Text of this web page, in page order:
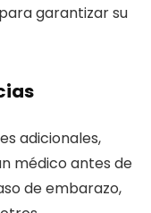
garantizar su
adicionales,
médico antes de
de embarazo,